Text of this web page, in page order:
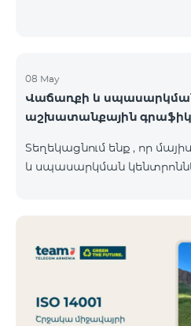
08 May
Վաճառքի և
աշխատանքային գրաֆիկ
Տեղեկացնում ենք , որ
և սպասարկման
Բնականուն գրաֆիկը
գրաֆիկը Երևան Կիլիկիա 09:00-18:00 09:00-17:00
Երևան Անդրանիկ 09:00-18:00
ՀԱԹ 09:00-20:00 09:00-17:00 Երևան Ազատություն
09:00-19:00 09:00-17:00 Երևան Կոմիտաս 1 09:00-